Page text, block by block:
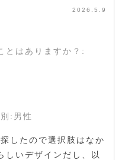
2026.5.9
とはありますか？ :
: 男性
したので選択肢はなか
しいデザインだし、以